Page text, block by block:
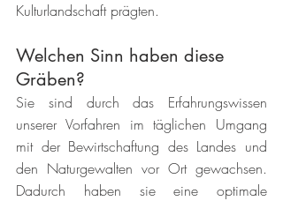
Kulturlandschaft prägten.
Welchen Sinn haben diese
Gräben?
Sie sind durch das Erfahrungswissen
unserer Vorfahren im täglichen Umgang
mit der Bewirtschaftung des Landes und
den Naturgewalten vor Ort gewachsen.
Dadurch haben sie eine optimale